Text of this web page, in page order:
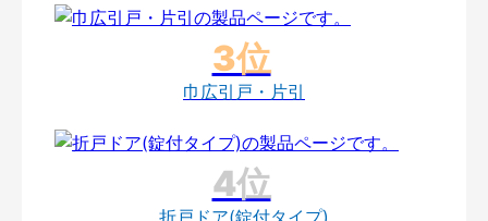
巾広引戸・片引
折戸ドア(錠付タイプ)